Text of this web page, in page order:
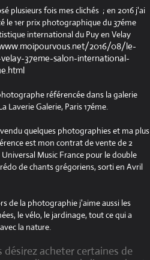
plusieurs fois mes clichés ; en 2016 j'ai
le 1er prix photographique du 37éme
international du Puy en Velay
2016/08/le-
37eme-salon-international-
référencée dans la galerie
Laverie Galerie, Paris 17éme.
quelques photographies et ma plus
est mon contrat de vente de 2
Universal Music France pour le double
de chants grégoriens, sorti en Avril
de la photographie j'aime aussi les
le vélo, le jardinage, tout ce qui a
la nature.
désirez acheter certaines de